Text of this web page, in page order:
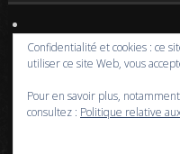
ARTICLES RÉCENTS
Cap’tain Mike s’est envolé
Vol avec la PAF sur Fouga
Confidentialité et cookies : ce
utiliser ce site Web, vous
Pour en savoir plus,
consultez : Politique relative